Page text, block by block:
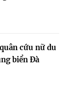
cứu nữ du
biển Đà